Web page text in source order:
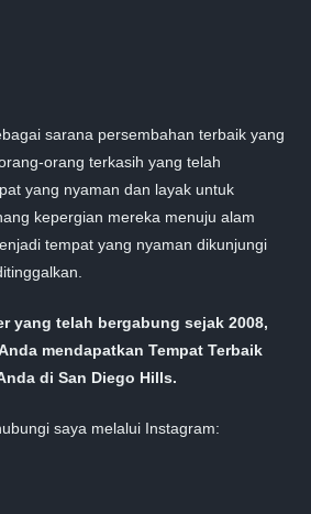
sarana persembahan terbaik yang
orang terkasih yang telah
yang nyaman dan layak untuk
kepergian mereka menuju alam
tempat yang nyaman dikunjungi
yang telah bergabung sejak 2008,
mendapatkan Tempat Terbaik
di San Diego Hills.
saya melalui Instagram: